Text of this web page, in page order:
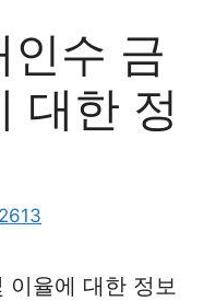
인수 금
대한 정
이율에 대한 정보